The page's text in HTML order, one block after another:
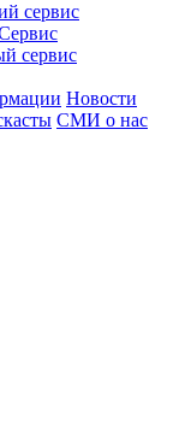
сервис
сервис
Новости
СМИ о нас